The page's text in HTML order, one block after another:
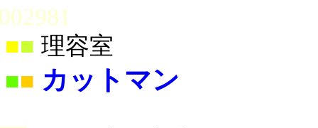
■ 理容室
■■ カットマン